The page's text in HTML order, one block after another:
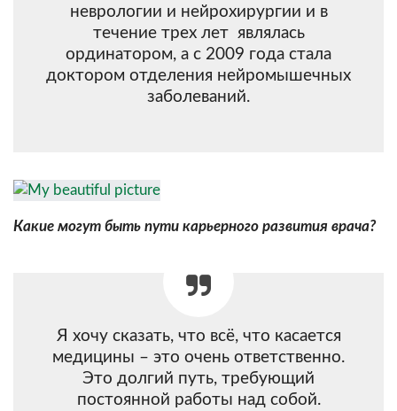
неврологии и нейрохирургии и в
течение трех лет являлась
ординатором, а с 2009 года стала
доктором отделения нейромышечных
заболеваний.
Какие могут быть пути карьерного развития врача?
Я хочу сказать, что всё, что касается
медицины – это очень ответственно.
Это долгий путь, требующий
постоянной работы над собой.